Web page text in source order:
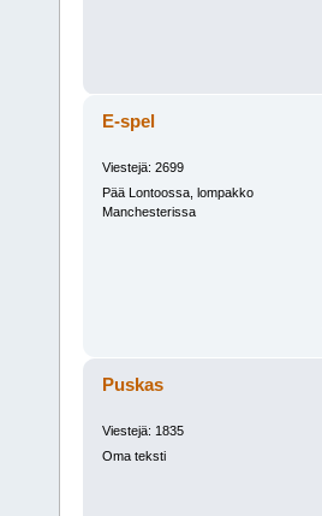
E-spel
Viestejä: 2699
Pää Lontoossa, lompakko
Manchesterissa
Puskas
Viestejä: 1835
Oma teksti